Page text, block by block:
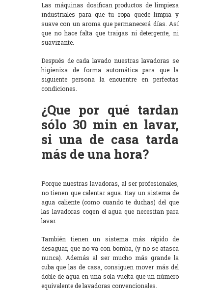
Las máquinas dosifican productos de limpieza
industriales para que tu ropa quede limpia y
suave con un aroma que permanecerá días. Así
que no hace falta que traigas ni detergente, ni
suavizante.
Después de cada lavado nuestras lavadoras se
higieniza de forma automática para que la
siguiente persona la encuentre en perfectas
condiciones.
¿Que por qué tardan
sólo 30 min en lavar,
si una de casa tarda
más de una hora?
Porque nuestras lavadoras, al ser profesionales,
no tienen que calentar agua. Hay un sistema de
agua caliente (como cuando te duchas) del que
las lavadoras cogen el agua que necesitan para
lavar.
También tienen un sistema más rápido de
desaguar, que no va con bomba, (y no se atasca
nunca). Además al ser mucho más grande la
cuba que las de casa, consiguen mover más del
doble de agua en una sola vuelta que un número
equivalente de lavadoras convencionales.